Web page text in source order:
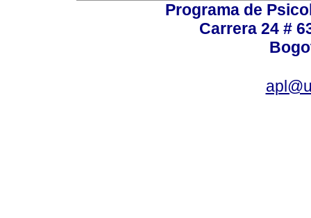
Programa de
Carrera 24 #